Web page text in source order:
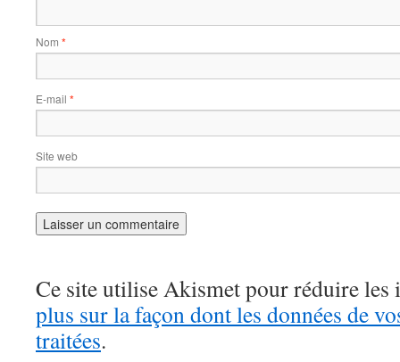
Nom *
E-mail *
Site web
Ce site utilise Akismet pour réduire les
plus sur la façon dont les données de
traitées.